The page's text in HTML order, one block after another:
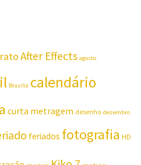
After Effects agosto
Brasilia calendário
curta metragem desenho dezembro
feriados fotografia HD